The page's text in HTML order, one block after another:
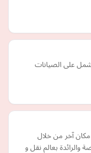
على الصيانات
آخر من خلال
بعالم نقل و